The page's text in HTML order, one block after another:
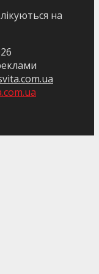
на